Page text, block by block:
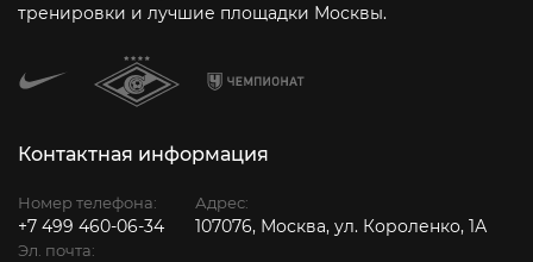
тренировки и лучшие площадки Москвы.
Контактная информация
Номер телефона:
+7 499 460-06-34
Эл. почта:
Адрес:
107076, Москва, ул. Короленко, 1А